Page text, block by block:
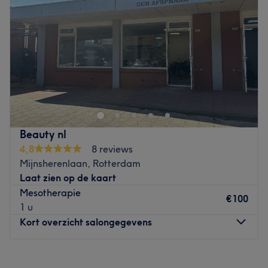
12:00–21:00
Zaterdag
10:00
19:00
Zondag
Back to the nature sfeer in groen goud kleuren.
Al jaren lang afgestudeerd en 4 jaar eigen salon.
Gespecialiseerd in huidverbetering en laserontharing.
Merken en producten: Spa salonnepro.
Go to venue
Beauty nl
4,8
8 reviews
Mijnsherenlaan, Rotterdam
Laat zien op de kaart
Mesotherapie
1 u
€100
Kort overzicht salongegevens